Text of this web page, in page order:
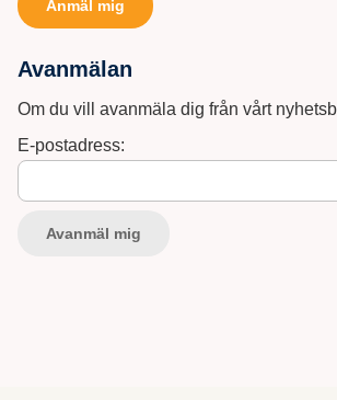
Avanmälan
Om du vill avanmäla dig från vårt
E-postadress: